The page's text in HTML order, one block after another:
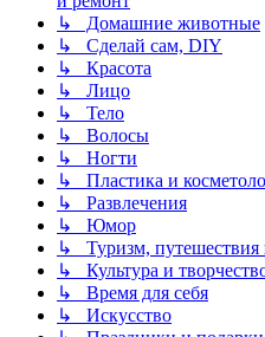
↳ Домашние животные
↳ Сделай сам, DIY
↳ Красота
↳ Лицо
↳ Тело
↳ Волосы
↳ Ногти
↳ Пластика и
↳ Развлечения
↳ Юмор
↳ Туризм, путешествия
↳ Культура и
↳ Время для себя
↳ Искусство